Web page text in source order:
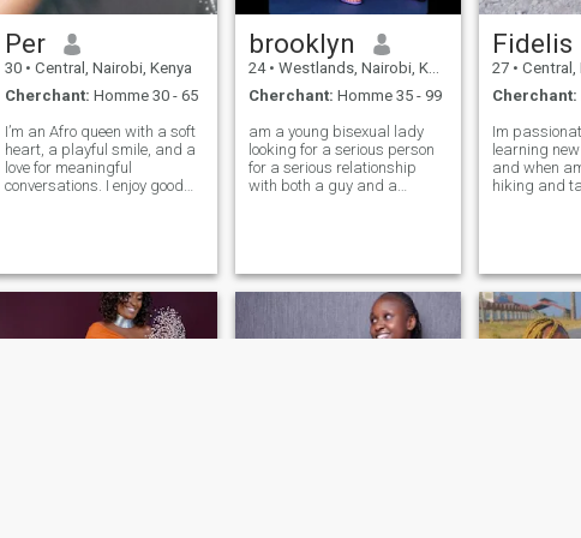
Per
30 • Central, Nairobi, Kenya
Cherchant: Homme 30 - 65
I’m an Afro queen with a soft
heart, a playful smile, and a
love for meaningful
conversations. I enjoy good
ambitious yet grounded. I b
brooklyn
24 • Westlands, Nairobi, Kenya
Cherchant: Homme 35 - 99
am a young bisexual lady
looking for a serious person
for a serious relationship
with both a guy and a
you are one word kind of a
Fidelis
27 • Central,
Cherchant:
Im
learning
and when
hiking and
forward to